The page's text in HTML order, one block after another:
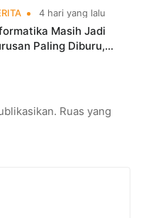
4 hari yang lalu
Masih Jadi
Paling Diburu,
Ruas yang